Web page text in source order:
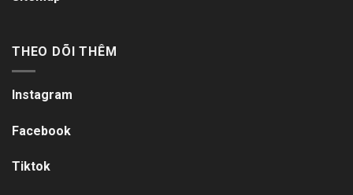
THEO DÕI THÊM
Instagram
Facebook
Tiktok